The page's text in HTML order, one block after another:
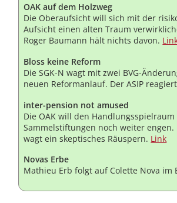
OAK auf dem Holzweg
Die Oberaufsicht will sich mit der
Aufsicht einen alten Traum
Roger Baumann hält nichts davon.
Bloss keine Reform
Die SGK-N wagt mit zwei BVG-
neuen Reformanlauf. Der ASIP
inter-pension not amused
Die OAK will den
Sammelstiftungen noch weiter engen.
wagt ein skeptisches Räuspern. Link
Novas Erbe
Mathieu Erb folgt auf Colette Nova im